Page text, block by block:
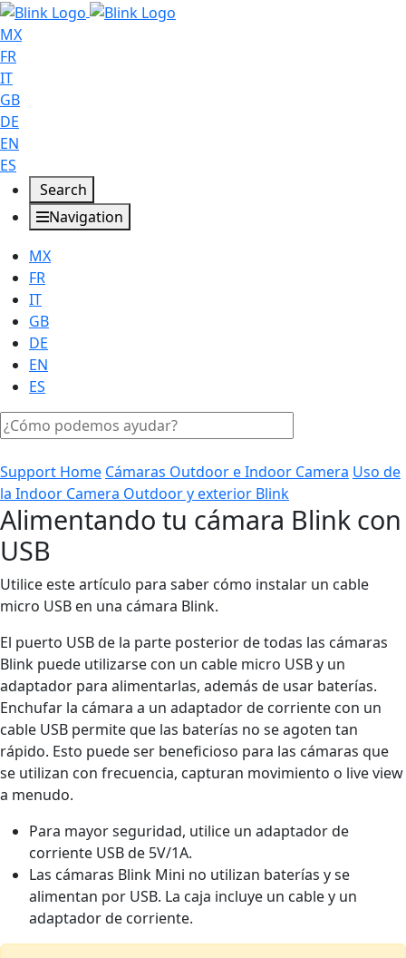
MX
FR
IT
GB
DE
EN
ES
Search
Navigation
MX
FR
IT
GB
DE
EN
ES
Support Home Cámaras Outdoor e Indoor Camera Uso de
la Indoor Camera Outdoor y exterior Blink
Alimentando tu cámara Blink con
USB
Utilice este artículo para saber cómo instalar un cable
micro USB en una cámara Blink.
El puerto USB de la parte posterior de todas las cámaras
Blink puede utilizarse con un cable micro USB y un
adaptador para alimentarlas, además de usar baterías.
Enchufar la cámara a un adaptador de corriente con un
cable USB permite que las baterías no se agoten tan
rápido. Esto puede ser beneficioso para las cámaras que
se utilizan con frecuencia, capturan movimiento o live view
a menudo.
Para mayor seguridad, utilice un adaptador de
corriente USB de 5V/1A.
Las cámaras Blink Mini no utilizan baterías y se
alimentan por USB. La caja incluye un cable y un
adaptador de corriente.